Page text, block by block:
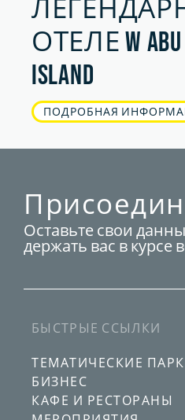
ОТЕЛЕ W ABU
ISLAND
ПОДРОБНАЯ
Оставьте свои
держать вас в курсе
Введите
адрес
БЫСТРЫЕ ССЫЛКИ
ТЕМАТИЧЕСКИЕ
БИЗНЕС
КАФЕ И РЕСТОРАНЫ